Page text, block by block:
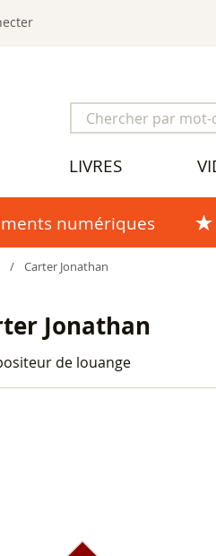
LIVRES
numériques
/ Carter Jonathan
Jonathan
de louange